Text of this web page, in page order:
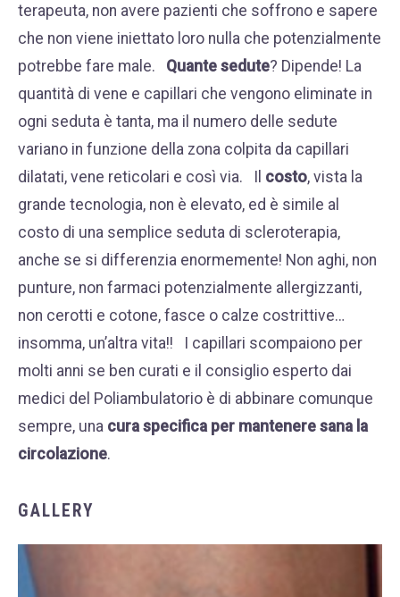
terapeuta, non avere pazienti che soffrono e sapere
che non viene iniettato loro nulla che potenzialmente
potrebbe fare male. Quante sedute? Dipende! La
quantità di vene e capillari che vengono eliminate in
ogni seduta è tanta, ma il numero delle sedute
variano in funzione della zona colpita da capillari
dilatati, vene reticolari e così via. Il costo, vista la
grande tecnologia, non è elevato, ed è simile al
costo di una semplice seduta di scleroterapia,
anche se si differenzia enormemente! Non aghi, non
punture, non farmaci potenzialmente allergizzanti,
non cerotti e cotone, fasce o calze costrittive…
insomma, un’altra vita!! I capillari scompaiono per
molti anni se ben curati e il consiglio esperto dai
medici del Poliambulatorio è di abbinare comunque
sempre, una cura specifica per mantenere sana la
circolazione.
GALLERY